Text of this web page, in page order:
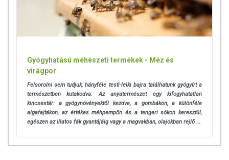
Gyógyhatású méhészeti termékek - Méz és
virágpor
Felsorolni sem tudjuk, hányféle testi-lelki bajra találhatunk gyógyírt a
természetben kutakodva. Az anyatermészet egy kifogyhatatlan
kincsestár: a gyógynövényektől kezdve, a gombákon, a különféle
algafajtákon, az értékes méhpempőn és a tengeri sókon keresztül,
egészen az illatos fák gyantájáig vagy a magvakban, olajokban rejlő ...